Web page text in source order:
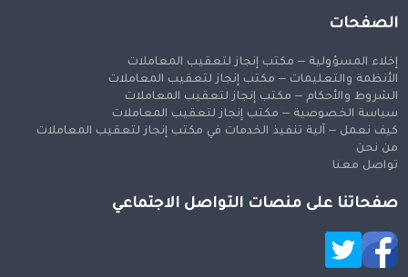
الصفحات
إخلاء المسؤولية – مكتب إنجاز لتعقيب المعاملات
الأنظمة والتعليمات – مكتب إنجاز لتعقيب المعاملات
الشروط والأحكام – مكتب إنجاز لتعقيب المعاملات
سياسة الخصوصية – مكتب إنجاز لتعقيب المعاملات
كيف نعمل – آلية تنفيذ الخدمات في مكتب إنجاز لتعقيب المعاملات
من نحن
تواصل معنا
صفحاتنا على منصات التواصل الاجتماعي